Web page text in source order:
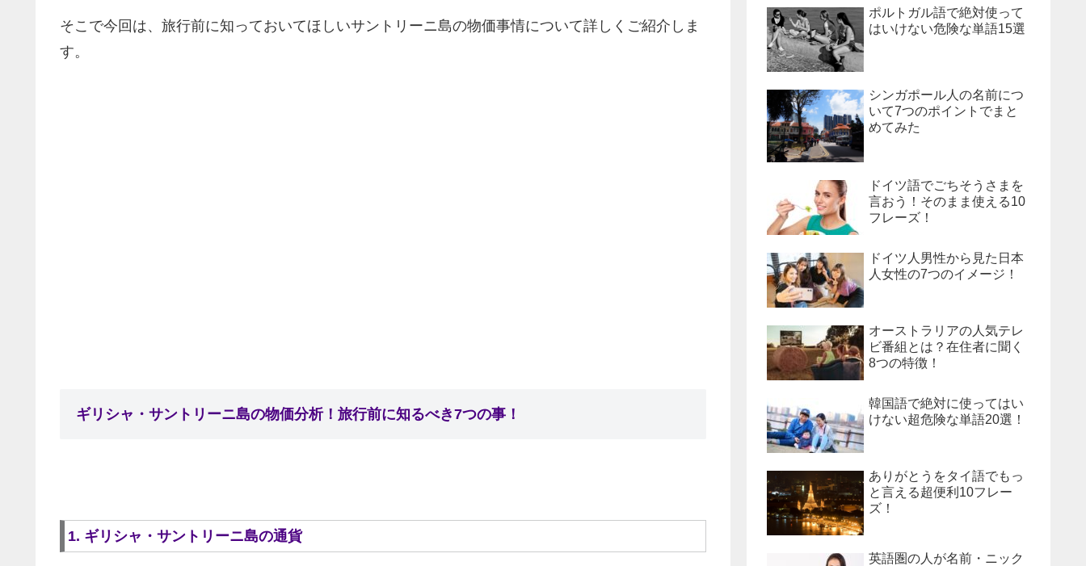
そこで今回は、旅行前に知っておいてほしいサントリーニ島の物価事情について詳しくご紹介しま
す。
ギリシャ・サントリーニ島の物価分析！旅行前に知るべき7つの事！
1. ギリシャ・サントリーニ島の通貨
ポルトガル語で絶対使って
はいけない危険な単語15選
シンガポール人の名前につ
いて7つのポイントでまと
めてみた
ドイツ語でごちそうさまを
言おう！そのまま使える10
フレーズ！
ドイツ人男性から見た日本
人女性の7つのイメージ！
オーストラリアの人気テレ
ビ番組とは？在住者に聞く
8つの特徴！
韓国語で絶対に使ってはい
けない超危険な単語20選！
ありがとうをタイ語でもっ
と言える超便利10フレー
ズ！
英語圏の人が名前・ニック